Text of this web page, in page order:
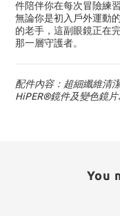
件陪伴你在每次冒險練
無論你是初入戶外運動
的老手，這副眼鏡正在
那一層守護者。
配件內容：超細纖維清
HiPER®鏡件及變色鏡
You